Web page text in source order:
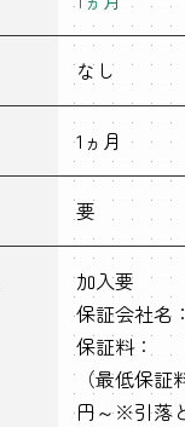
なし
1ヵ月
要
加入要
保証会社名
保証料：
（最低保
円～※引落